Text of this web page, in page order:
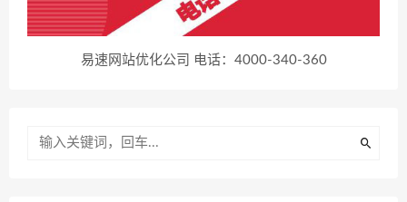
易速网站优化公司 电话：4000-340-360